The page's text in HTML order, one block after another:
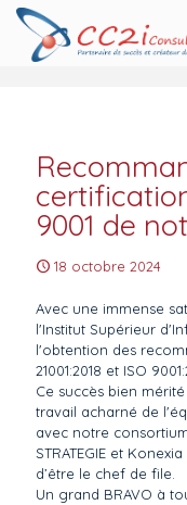
9001 de
18 octobre 2024
Avec une immense
l'Institut Supérieur
l'obtention des
21001:2018 et ISO
Ce succès bien
travail acharné de
avec notre
STRATEGIE et
d’être le chef de file.
Un grand BRAVO à